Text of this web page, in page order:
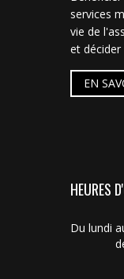
services
vie de
et décider
EN
HEURES
Du lundi